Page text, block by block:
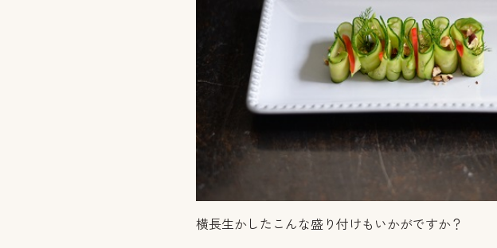
横長生かしたこんな盛り付けもいかがですか？